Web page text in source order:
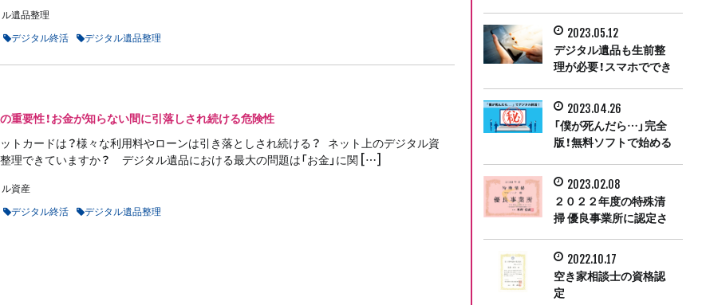
遺品整理
デジタル終活 デジタル遺品整理
重要性！お金が知らない間に引落しされ続ける危険性
トカードは？様々な利用料やローンは引き落としされ続ける？ ネット上のデジタル資
理できていますか？ デジタル遺品における最大の問題は「お金」に関 […]
資産
デジタル終活 デジタル遺品整理
2023.05.12
デジタル遺品も生前整
理が必要！スマホででき
ぎ
2023.04.26
「僕が死んだら…」完全
版！無料ソフトで始める
2023.02.08
２０２２年度の特殊清
掃 優良事業所に認定さ
2022.10.17
空き家相談士の資格認
定